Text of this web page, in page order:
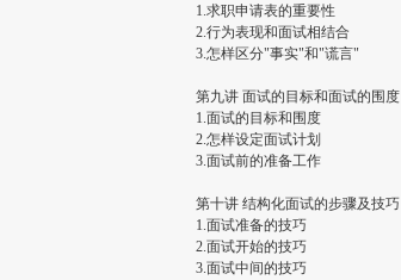
1.求职申请表的重要性
2.行为表现和面试相结合
3.怎样区分"事实"和"谎言"
第九讲 面试的目标和面试的围度
1.面试的目标和围度
2.怎样设定面试计划
3.面试前的准备工作
第十讲 结构化面试的步骤及技巧
1.面试准备的技巧
2.面试开始的技巧
3.面试中间的技巧